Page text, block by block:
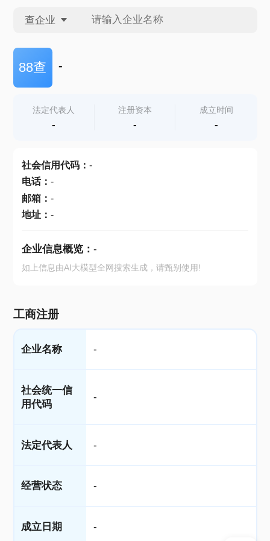
查企业
查企业
查产地
88查 -
法定代表人
-
注册资本
-
成立时间
-
社会信用代码： -
电话： -
邮箱： -
地址： -
企业信息概览： -
如上信息由AI大模型全网搜索生成，请甄别使用!
工商注册
企业名称 -
社会统一信
用代码
-
法定代表人 -
经营状态 -
成立日期 -